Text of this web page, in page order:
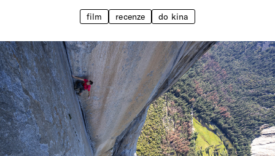
film recenze do kina